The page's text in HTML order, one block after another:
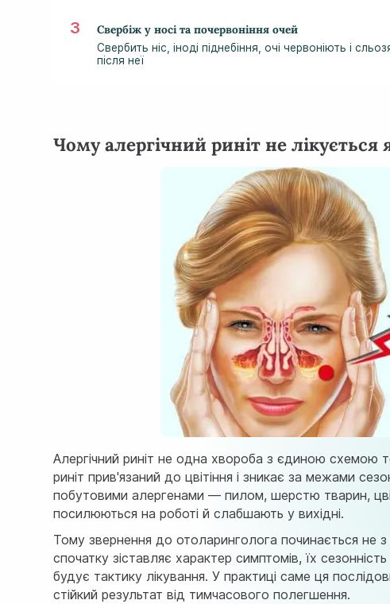
Свербіж у носі та почервоніння очей
Свербить ніс, іноді піднебіння, очі червоніють і
після неї
Чому алергічний риніт не
Алергічний риніт не одна хвороба з єдиною схемою
риніт прив'язаний до цвітіння і зникає за межами
побутовими алергенами — пилом, шерстю тварин,
посилюються на роботі й слабшають у вихідні.
Тому звернення до отоларинголога починається не
спочатку зіставляє характер симптомів, їх
будує тактику лікування. У практиці саме ця
стійкий результат від тимчасового полегшення.